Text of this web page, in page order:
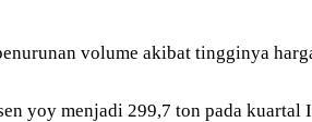
volume akibat tingginya
yoy menjadi 299,7 ton pada kuartal